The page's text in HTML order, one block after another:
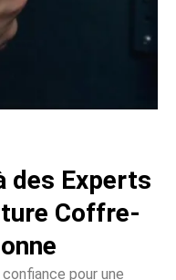
des Experts
Coffre-
pour une